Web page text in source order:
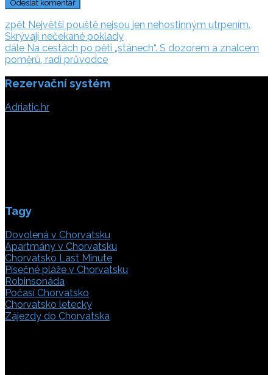
Navigace
pro
příspěvek
zpět zpět:
Největší pouště nejsou jen nehostinným utrpením.
Skrývají nečekané poklady
dále dále:
Na cestách po pěti „stánech“. S dozorem a znalcem
poměrů, radí průvodce
Rezervační systém
Adriatic.hr
Tagy
Dovolená v Chorvatsku
Apartmány v Chorvatsku
Chorvatsko Last Minute
Písečné pláže v Chorvatsku
Robinsonáda
Počasí Chorvatsko
Chorvatsko letecky
Zájezdy do Chorvatska